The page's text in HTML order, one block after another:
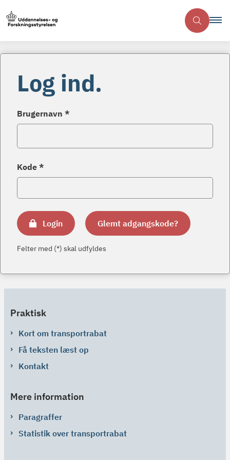
Log ind.
Brugernavn *
Kode *
Login Glemt adgangskode?
Felter med (*) skal udfyldes
Praktisk
Kort om transportrabat
Få teksten læst op
Kontakt
Mere information
Paragraffer
Statistik over transportrabat